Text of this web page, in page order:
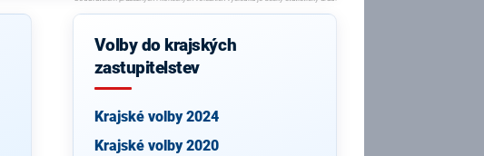
Volby do krajských
zastupitelstev
Krajské volby 2024
Krajské volby 2020